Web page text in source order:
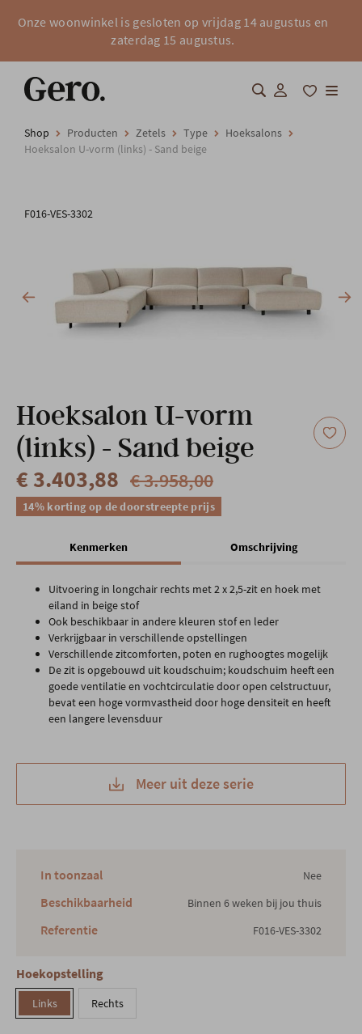
Onze woonwinkel is gesloten op vrijdag 14 augustus en
zaterdag 15 augustus.
Shop
Professionals
Shop Producten Zetels Type
Hoeksalons
Hoeksalon U-vorm (links) - Sand beige
F016-VES-3302
Hoeksalon U-vorm
(links) - Sand beige
€ 3.403,88 € 3.958,00
14% korting op de doorstreepte prijs
Kenmerken Omschrijving
Uitvoering in longchair rechts met 2 x 2,5-zit en hoek met
eiland in beige stof
Ook beschikbaar in andere kleuren stof en leder
Verkrijgbaar in verschillende opstellingen
Verschillende zitcomforten, poten en rughoogtes mogelijk
De zit is opgebouwd uit koudschuim; koudschuim heeft een
goede ventilatie en vochtcirculatie door open celstructuur,
bevat een hoge vormvastheid door hoge densiteit en heeft
een langere levensduur
Meer uit deze serie
In toonzaal Nee
Beschikbaarheid Binnen 6 weken bij jou thuis
Referentie F016-VES-3302
Hoekopstelling
Links Rechts